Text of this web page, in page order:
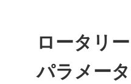
ロータリ
パラメータ